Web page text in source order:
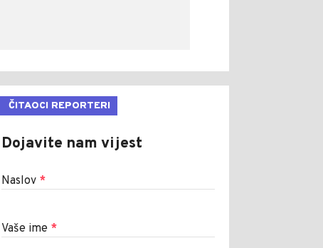
ČITAOCI REPORTERI
Dojavite nam vijest
Naslov *
Vaše ime *